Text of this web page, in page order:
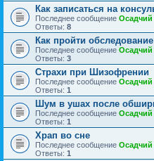
Как записаться на
Последнее сообщение Осадчий
Ответы: 8
Как пройти обследование
Последнее сообщение Осадчий
Ответы: 3
Страхи при Шизофрении
Последнее сообщение Осадчий
Ответы: 1
Шум в ушах после
Последнее сообщение Осадчий
Ответы: 1
Храп во сне
Последнее сообщение Осадчий
Ответы: 1